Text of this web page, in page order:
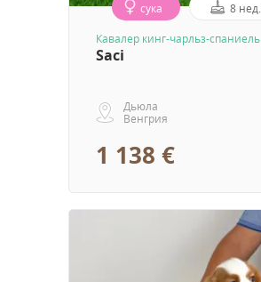
сука 8 нед.
Кавалер кинг-чарльз-спаниель
Saci
Дьюла
Венгрия
1 138 €